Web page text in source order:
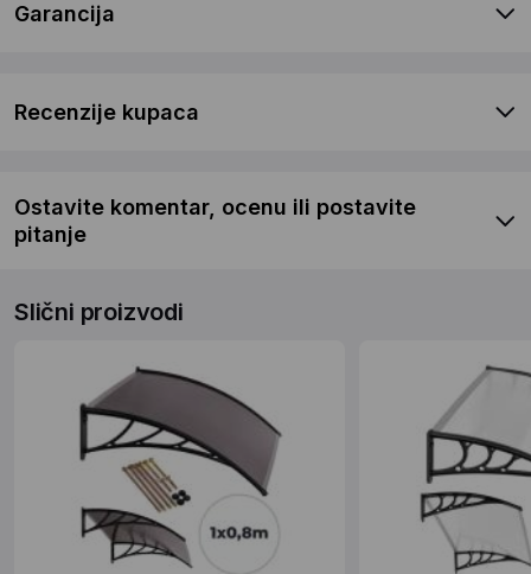
Garancija
Recenzije kupaca
Ostavite komentar, ocenu ili postavite
pitanje
Slični proizvodi